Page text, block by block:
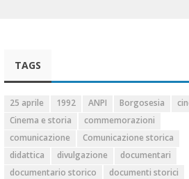
TAGS
25 aprile 1992 ANPI Borgosesia
Cinema e storia
commemorazioni
comunicazione
Comunicazione storica
didattica
divulgazione
documentari
documentario storico
documenti storici